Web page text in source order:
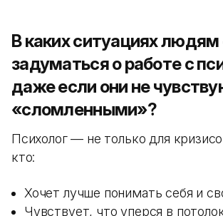
В каких ситуациях людям
задуматься о работе с
даже если они не
«сломленными»?
Психолог — не только для
кто:
Хочет лучше понимать себя и
Чувствует, что уперся в